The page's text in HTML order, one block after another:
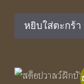
was:
฿690.00.
หยิบใส่ตะกร้า